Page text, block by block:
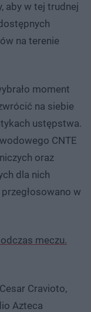
aby w tej trudnej
na terenie
moment
na siebie
ustępstwa.
CNTE
oraz
dla nich
w
meczu.
Cravioto,
Azteca